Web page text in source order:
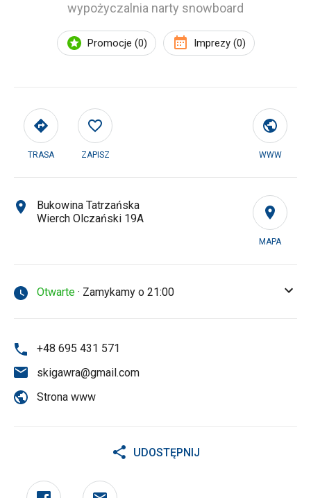
wypożyczalnia narty snowboard
Promocje (0) Imprezy (0)
TRASA ZAPISZ WWW
MAPA
Bukowina Tatrzańska
Wierch Olczański 19A
Otwarte · Zamykamy o 21:00
+48 695 431 571
skigawra@gmail.com
Strona www
UDOSTĘPNIJ